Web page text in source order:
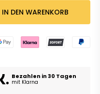
IN DEN WARENKORB
Bezahlen in 30 Tagen
mit Klarna